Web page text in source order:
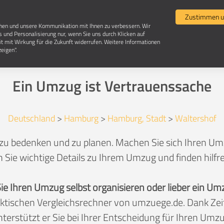
Umzug in 21129 Hamburg-Waltershof
Ein Umzug ist Vertrauenssache
Deutschland > Hamburg> Hamburg, Stadt>Waltershof
bedenken und zu planen. Machen Sie sich Ihren
wichtige Details zu Ihrem Umzug und finden
Ihren Umzug selbst organisieren oder lieber ein
Vergleichsrechner von umzuege.de. Dank
er Sie bei Ihrer Entscheidung für Ihren
und unsere Kommunikation mit Ihnen zu verbessern. Wir
Personalisierung nur, wenn Sie uns durch Klicken auf
mit Wirkung für die Zukunft widerrufen. Weitere Informationen
Zustimmen